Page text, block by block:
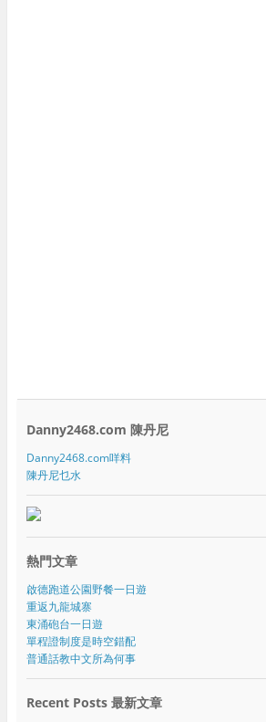
Danny2468.com 陳丹尼
Danny2468.com咩料
陳丹尼乜水
熱門文章
啟德跑道公園野餐一日遊
重返九龍城寨
東涌砲台一日遊
單程證制度是時空錯配
普通話教中文所為何事
Recent Posts 最新文章